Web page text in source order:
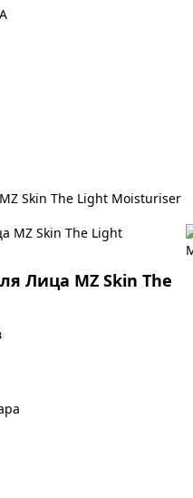
Skin The Light Moisturiser
Лица MZ Skin The